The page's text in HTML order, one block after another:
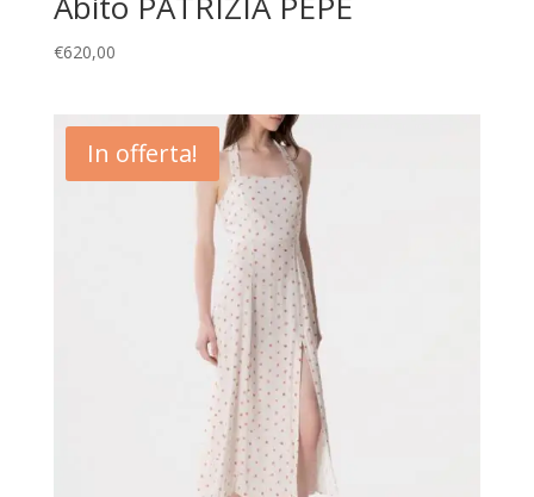
€620,00
In offerta!